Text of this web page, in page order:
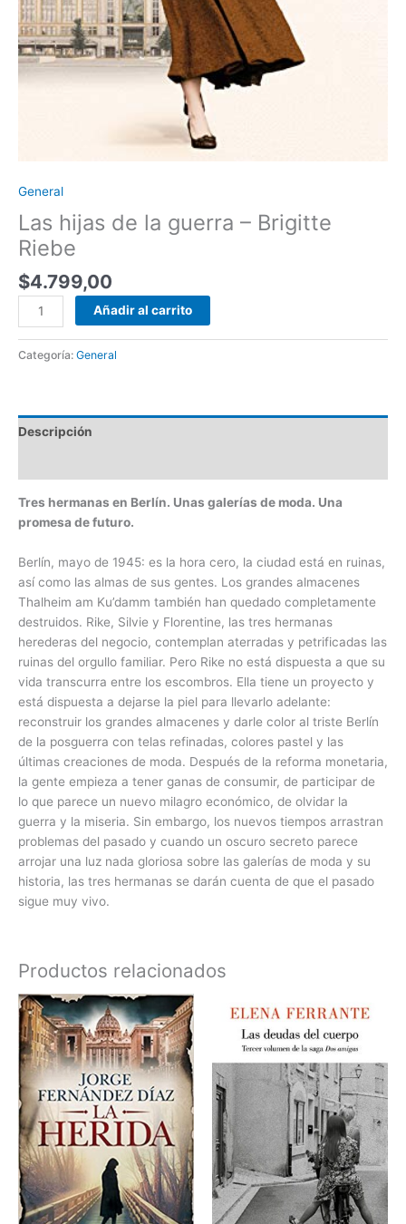
General
Las hijas de la guerra – Brigitte
Riebe
$4.799,00
Añadir al carrito
Categoría: General
Descripción
Tres hermanas en Berlín. Unas galerías de moda. Una
promesa de futuro.
Berlín, mayo de 1945: es la hora cero, la ciudad está en ruinas,
así como las almas de sus gentes. Los grandes almacenes
Thalheim am Ku’damm también han quedado completamente
destruidos. Rike, Silvie y Florentine, las tres hermanas
herederas del negocio, contemplan aterradas y petrificadas las
ruinas del orgullo familiar. Pero Rike no está dispuesta a que su
vida transcurra entre los escombros. Ella tiene un proyecto y
está dispuesta a dejarse la piel para llevarlo adelante:
reconstruir los grandes almacenes y darle color al triste Berlín
de la posguerra con telas refinadas, colores pastel y las
últimas creaciones de moda. Después de la reforma monetaria,
la gente empieza a tener ganas de consumir, de participar de
lo que parece un nuevo milagro económico, de olvidar la
guerra y la miseria. Sin embargo, los nuevos tiempos arrastran
problemas del pasado y cuando un oscuro secreto parece
arrojar una luz nada gloriosa sobre las galerías de moda y su
historia, las tres hermanas se darán cuenta de que el pasado
sigue muy vivo.
Productos relacionados